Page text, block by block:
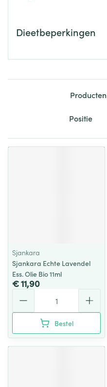
Dieetbeperkingen
Producten
Sorteer op:
Sjankara
Sjankara Echte Lavendel
Ess. Olie Bio 11ml
€ 11,90
Bestel